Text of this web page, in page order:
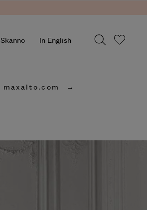
Skanno In English
maxalto.com